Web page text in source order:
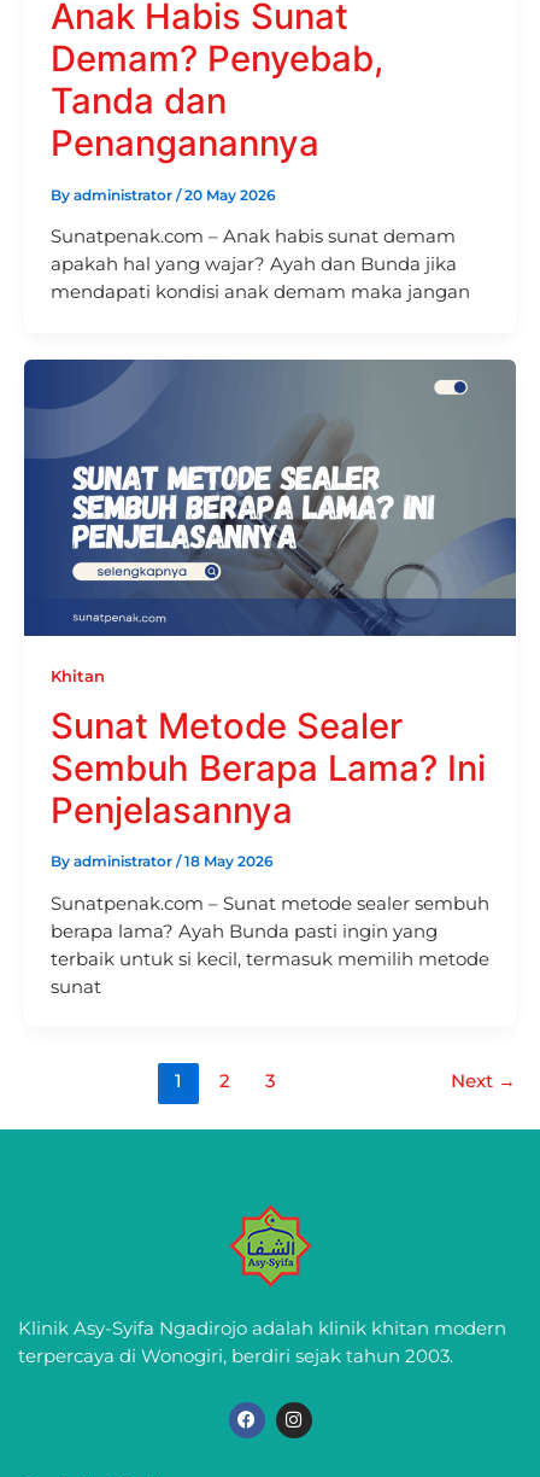
Anak Habis Sunat
Demam? Penyebab,
Tanda dan
Penanganannya
By administrator /20 May 2026
Sunatpenak.com – Anak habis sunat demam
apakah hal yang wajar? Ayah dan Bunda jika
mendapati kondisi anak demam maka jangan
Khitan
Sunat Metode Sealer
Sembuh Berapa Lama? Ini
Penjelasannya
By administrator /18 May 2026
Sunatpenak.com – Sunat metode sealer sembuh
berapa lama? Ayah Bunda pasti ingin yang
terbaik untuk si kecil, termasuk memilih metode
sunat
1 2 3 Next →
Klinik Asy-Syifa Ngadirojo adalah klinik khitan modern
terpercaya di Wonogiri, berdiri sejak tahun 2003.
F
a
c
I
n
s